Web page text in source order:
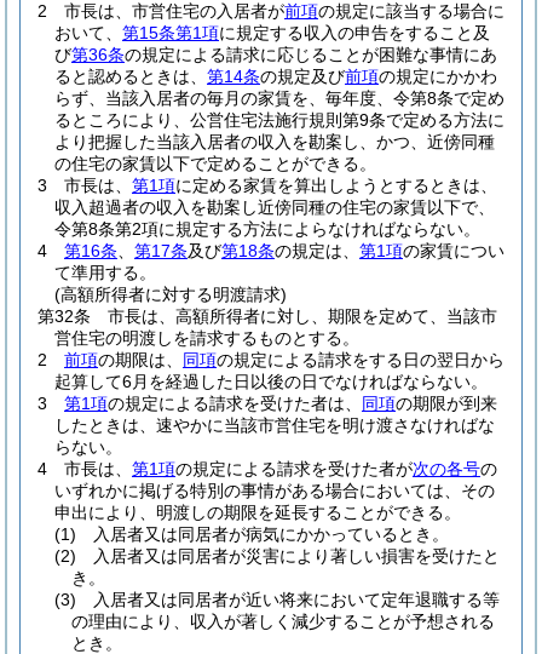
2
市長は、市営住宅の入居者が前項の規定に該当する場合に
おいて、 第15条第1項に規定する収入の申告をすること及
び第36条の規定による請求に応じることが困難な事情にあ
ると認めるときは、 第14条の規定及び前項の規定にかかわ
らず、当該入居者の毎月の家賃を、毎年度、令第8条で定め
るところにより、公営住宅法施行規則第9条で定める方法に
より把握した当該入居者の収入を勘案し、かつ、近傍同種
の住宅の家賃以下で定めることができる。
3
市長は、 第1項に定める家賃を算出しようとするときは、
収入超過者の収入を勘案し近傍同種の住宅の家賃以下で、
令第8条第2項に規定する方法によらなければならない。
4
第16条 第17条及び第18条の規定は、 第1項の家賃につい
て準用する。
(高額所得者に対する明渡請求)
第32条
市長は、高額所得者に対し、期限を定めて、当該市
営住宅の明渡しを請求するものとする。
2
前項の期限は、 同項の規定による請求をする日の翌日から
起算して6月を経過した日以後の日でなければならない。
3
第1項の規定による請求を受けた者は、 同項の期限が到来
したときは、速やかに当該市営住宅を明け渡さなければな
らない。
4
市長は、 第1項の規定による請求を受けた者が次の各号の
いずれかに掲げる特別の事情がある場合においては、その
申出により、明渡しの期限を延長することができる。
(1)
入居者又は同居者が病気にかかっているとき。
(2)
入居者又は同居者が災害により著しい損害を受けたと
き。
(3)
入居者又は同居者が近い将来において定年退職する等
の理由により、収入が著しく減少することが予想される
とき。